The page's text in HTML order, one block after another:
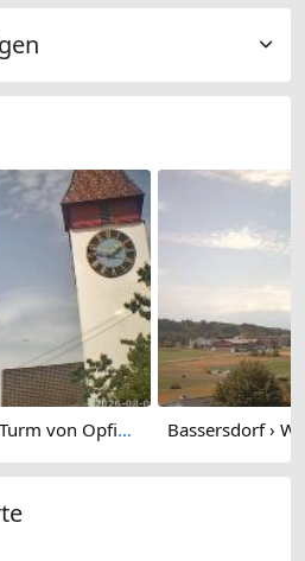
Opfikon › North-west: Turm von Opfikon